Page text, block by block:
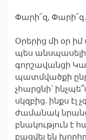
Փարի՜զ,
Օրերից մի օր
պես
գորշավանցի
պատմվածքի
չհարցնի՝
սկզբից. ինքս էլ
ժամանակ
բնակություն է
բացվել են